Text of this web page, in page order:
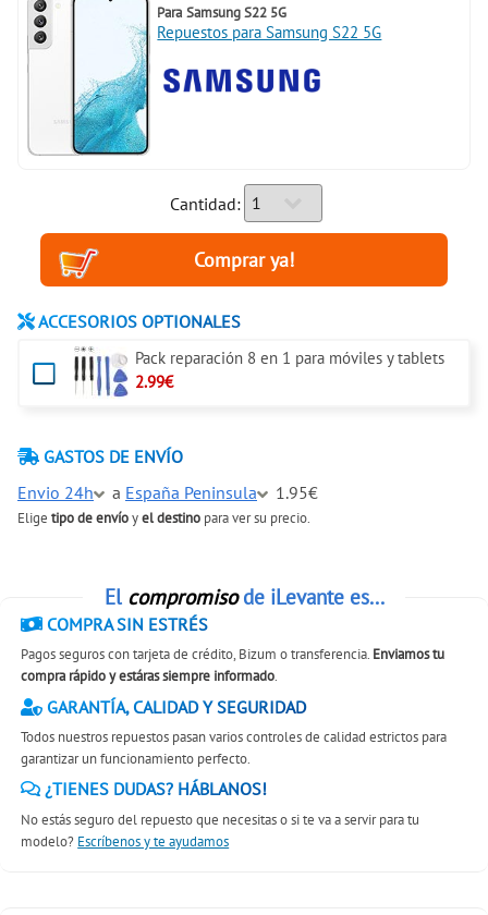
Para Samsung S22 5G
Repuestos para Samsung S22 5G
Cantidad:
ACCESORIOS OPTIONALES
Pack reparación 8 en 1 para móviles y tablets
2.99€
GASTOS DE ENVÍO
Envio 24h
a España Peninsula 1.95€
Elige tipo de envíoyel destino para ver su precio.
El compromisode iLevante es...
COMPRA SIN ESTRÉS
Pagos seguros con tarjeta de crédito, Bizum o transferencia. Enviamos tu
compra rápido y estáras siempre informado.
GARANTÍA, CALIDAD Y SEGURIDAD
Todos nuestros repuestos pasan varios controles de calidad estrictos para
garantizar un funcionamiento perfecto.
¿TIENES DUDAS? HÁBLANOS!
No estás seguro del repuesto que necesitas o si te va a servir para tu
modelo? Escríbenos y te ayudamos